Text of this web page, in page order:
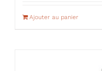
Ajouter au panier